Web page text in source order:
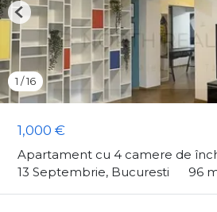
1,000 €
Apartament cu 4 camere de
13 Septembrie, Bucuresti
96
1 /16
Previous